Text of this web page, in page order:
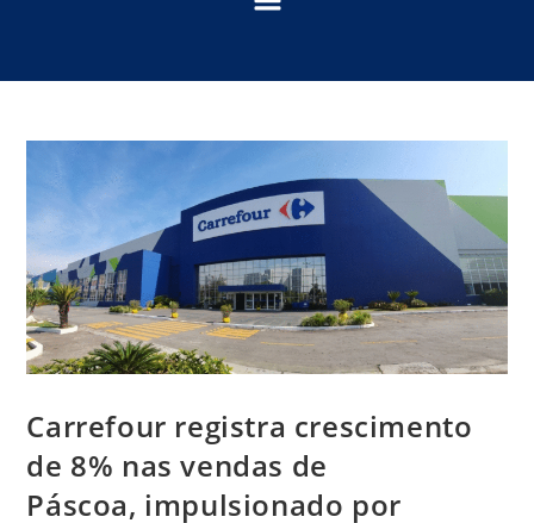
Carrefour registra crescimento
de 8% nas vendas de
Páscoa, impulsionado por